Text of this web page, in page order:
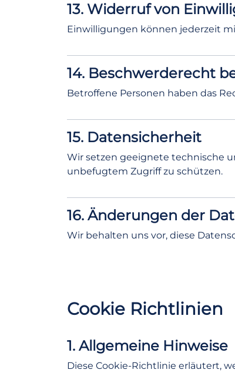
13. Widerruf von
Einwilligungen können jederzeit
14. Beschwerderecht
Betroffene Personen haben das
15. Datensicherheit
Wir setzen geeignete technische
unbefugtem Zugriff zu schützen.
16. Änderungen der
Wir behalten uns vor, diese
Cookie Richtlinien
1. Allgemeine Hinweise
Diese Cookie-Richtlinie erläutert,